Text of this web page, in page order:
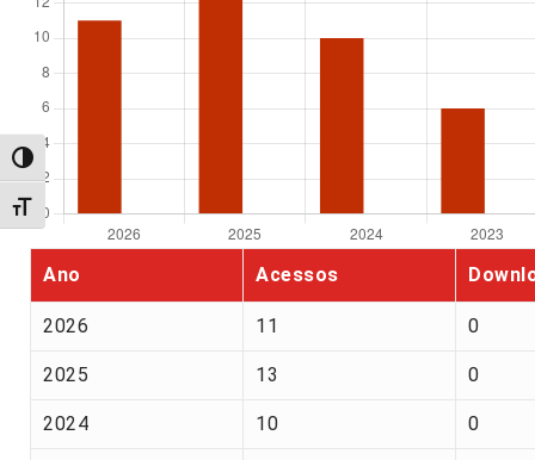
Alternar alto contraste
Alternar tamanho da fonte
Ano Acessos
2026 11 0
2025 13 0
2024 10 0